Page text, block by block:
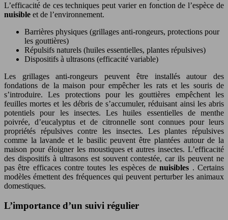
L’efficacité de ces techniques peut varier en fonction de l’espèce de
nuisible et de l’environnement.
Barrières physiques (grillages anti-rongeurs, protections pour
les gouttières)
Répulsifs naturels (huiles essentielles, plantes répulsives)
Dispositifs à ultrasons (efficacité variable)
Les grillages anti-rongeurs peuvent être installés autour des
fondations de la maison pour empêcher les rats et les souris de
s’introduire. Les protections pour les gouttières empêchent les
feuilles mortes et les débris de s’accumuler, réduisant ainsi les abris
potentiels pour les insectes. Les huiles essentielles de menthe
poivrée, d’eucalyptus et de citronnelle sont connues pour leurs
propriétés répulsives contre les insectes. Les plantes répulsives
comme la lavande et le basilic peuvent être plantées autour de la
maison pour éloigner les moustiques et autres insectes. L’efficacité
des dispositifs à ultrasons est souvent contestée, car ils peuvent ne
pas être efficaces contre toutes les espèces denuisibles . Certains
modèles émettent des fréquences qui peuvent perturber les animaux
domestiques.
L’importance d’un suivi régulier